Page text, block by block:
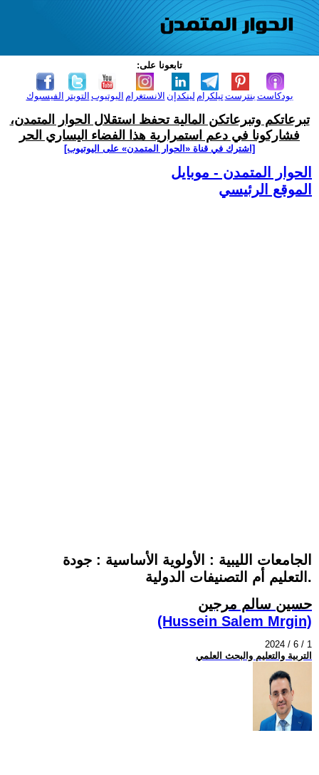
تابعونا على:
الفيسبوك التويتر اليوتيوب الانستغرام لينكدإن تيلكرامبنترست بودكاست
تبرعاتكم وتبرعاتكن المالية تحفظ استقلال الحوار المتمدن،
فشاركونا في دعم استمرارية هذا الفضاء اليساري الحر
[اشترك في قناة ‫«الحوار المتمدن» على اليوتيوب]
الحوار المتمدن - موبايل
الموقع الرئيسي
الجامعات الليبية : الأولوية الأساسية : جودة
التعليم أم التصنيفات الدولية.
حسين سالم مرجين
(Hussein Salem Mrgin)
2024 / 6 / 1
التربية والتعليم والبحث العلمي